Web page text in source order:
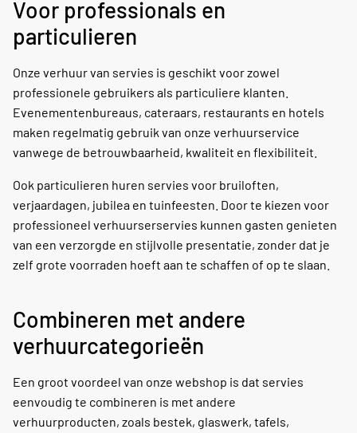
Voor professionals en
particulieren
Onze verhuur van servies is geschikt voor zowel
professionele gebruikers als particuliere klanten.
Evenementenbureaus, cateraars, restaurants en hotels
maken regelmatig gebruik van onze verhuurservice
vanwege de betrouwbaarheid, kwaliteit en flexibiliteit.
Ook particulieren huren servies voor bruiloften,
verjaardagen, jubilea en tuinfeesten. Door te kiezen voor
professioneel verhuurserservies kunnen gasten genieten
van een verzorgde en stijlvolle presentatie, zonder dat je
zelf grote voorraden hoeft aan te schaffen of op te slaan.
Combineren met andere
verhuurcategorieën
Een groot voordeel van onze webshop is dat servies
eenvoudig te combineren is met andere
verhuurproducten, zoals bestek, glaswerk, tafels,